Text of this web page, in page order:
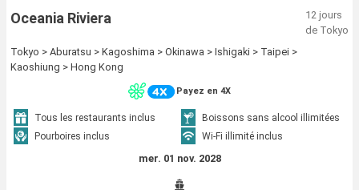
Oceania Riviera
12 jours
de Tokyo
Tokyo > Aburatsu > Kagoshima > Okinawa > Ishigaki > Taipei >
Kaoshiung > Hong Kong
Payez en 4X
Tous les restaurants inclus
Boissons sans alcool illimitées
Pourboires inclus
Wi-Fi illimité inclus
mer. 01 nov. 2028